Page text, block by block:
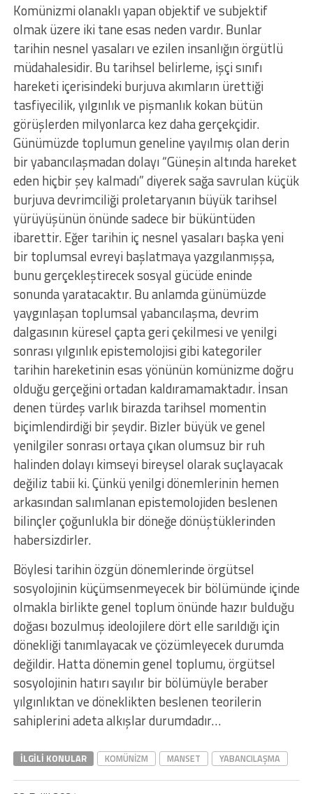
Komünizmi olanaklı yapan objektif ve subjektif
olmak üzere iki tane esas neden vardır. Bunlar
tarihin nesnel yasaları ve ezilen insanlığın örgütlü
müdahalesidir. Bu tarihsel belirleme, işçi sınıfı
hareketi içerisindeki burjuva akımların ürettiği
tasfiyecilik, yılgınlık ve pişmanlık kokan bütün
görüşlerden milyonlarca kez daha gerçekçidir.
Günümüzde toplumun geneline yayılmış olan derin
bir yabancılaşmadan dolayı “Güneşin altında hareket
eden hiçbir şey kalmadı” diyerek sağa savrulan küçük
burjuva devrimciliği proletaryanın büyük tarihsel
yürüyüşünün önünde sadece bir büküntüden
ibarettir. Eğer tarihin iç nesnel yasaları başka yeni
bir toplumsal evreyi başlatmaya yazgılanmışşa,
bunu gerçekleştirecek sosyal gücüde eninde
sonunda yaratacaktır. Bu anlamda günümüzde
yaygınlaşan toplumsal yabancılaşma, devrim
dalgasının küresel çapta geri çekilmesi ve yenilgi
sonrası yılgınlık epistemolojisi gibi kategoriler
tarihin hareketinin esas yönünün komünizme doğru
olduğu gerçeğini ortadan kaldıramamaktadır. İnsan
denen türdeş varlık birazda tarihsel momentin
biçimlendirdiği bir şeydir. Bizler büyük ve genel
yenilgiler sonrası ortaya çıkan olumsuz bir ruh
halinden dolayı kimseyi bireysel olarak suçlayacak
değiliz tabii ki. Çünkü yenilgi dönemlerinin hemen
arkasından salımlanan epistemolojiden beslenen
bilinçler çoğunlukla bir döneğe dönüştüklerinden
habersizdirler.
Böylesi tarihin özgün dönemlerinde örgütsel
sosyolojinin küçümsenmeyecek bir bölümünde içinde
olmakla birlikte genel toplum önünde hazır bulduğu
doğası bozulmuş ideolojilere dört elle sarıldığı için
dönekliği tanımlayacak ve çözümleyecek durumda
değildir. Hatta dönemin genel toplumu, örgütsel
sosyolojinin hatırı sayılır bir bölümüyle beraber
yılgınlıktan ve döneklikten beslenen teorilerin
sahiplerini adeta alkışlar durumdadır…
İLGILI KONULAR KOMÜNIZM MANSET YABANCILAŞMA